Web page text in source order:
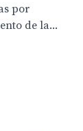
por
de la...